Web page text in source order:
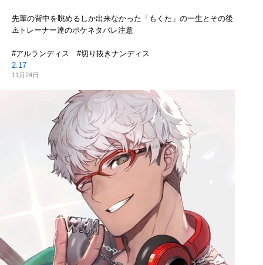
先輩の背中を眺めるしか出来なかった「もくた」の一生とその後
⚠️トレーナー達のポケネタバレ注意
#アルランディス #切り抜きナンディス
2:17
11月24日